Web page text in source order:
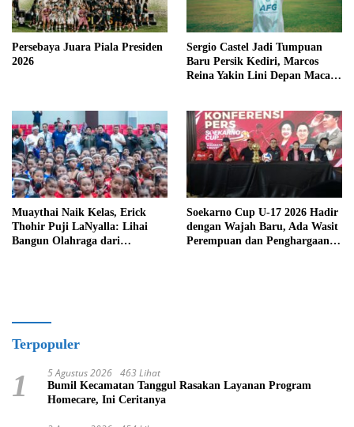
Persebaya Juara Piala Presiden
2026
Sergio Castel Jadi Tumpuan
Baru Persik Kediri, Marcos
Reina Yakin Lini Depan Macan
Muaythai Naik Kelas, Erick
Thohir Puji LaNyalla: Lihai
Bangun Olahraga dari
Soekarno Cup U-17 2026 Hadir
dengan Wajah Baru, Ada Wasit
Perempuan dan Penghargaan
Terpopuler
1 5 Agustus 2026 463 Lihat
Bumil Kecamatan Tanggul Rasakan Layanan Program
Homecare, Ini Ceritanya